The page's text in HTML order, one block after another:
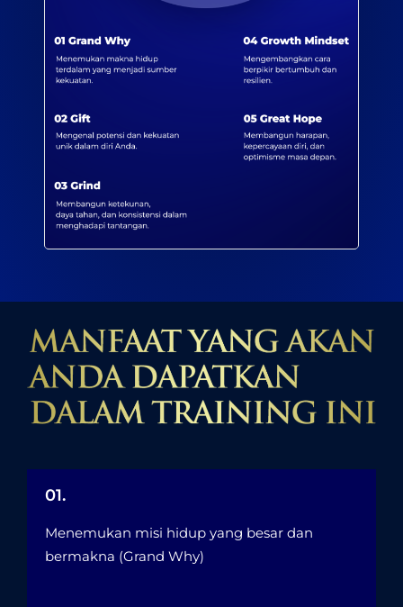
01.
Menemukan misi hidup yang besar dan
bermakna (Grand Why)